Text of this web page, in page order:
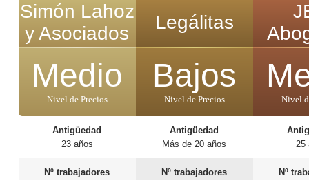
Simón Lahoz
y Asociados
Medio
Nivel de Precios
Antigüedad
23 años
Nº trabajadores
Legálitas
Bajos
Nivel de Precios
Antigüedad
Más de 20 años
Nº trabajadores
Nivel
25
Nº